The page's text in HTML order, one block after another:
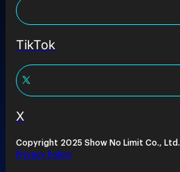
TikTok
X
Copyright 2025 Show No Limit Co., Ltd.
Privacy Policy